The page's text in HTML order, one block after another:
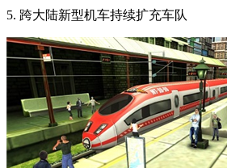
5. 跨大陆新型机车持续扩充车队